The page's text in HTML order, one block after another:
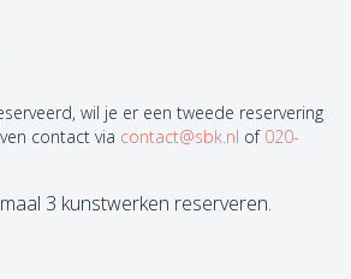
wil je er een tweede reservering
contact via contact@sbk.nl of 020-
3 kunstwerken reserveren.